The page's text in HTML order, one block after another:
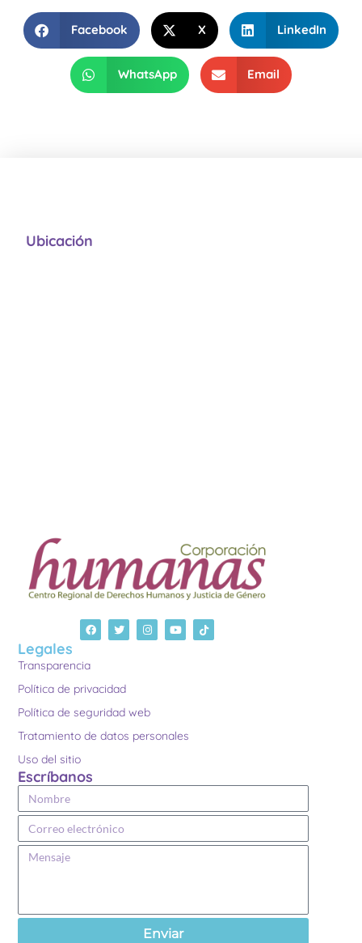
Facebook X LinkedIn
WhatsApp Email
Legales
Transparencia
Política de privacidad
Política de seguridad web
Tratamiento de datos personales
Uso del sitio
Escríbanos
Enviar
Ubicación